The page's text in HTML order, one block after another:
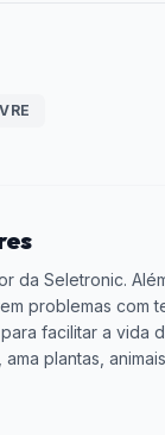
da Seletronic.
problemas com
facilitar a vida
plantas,